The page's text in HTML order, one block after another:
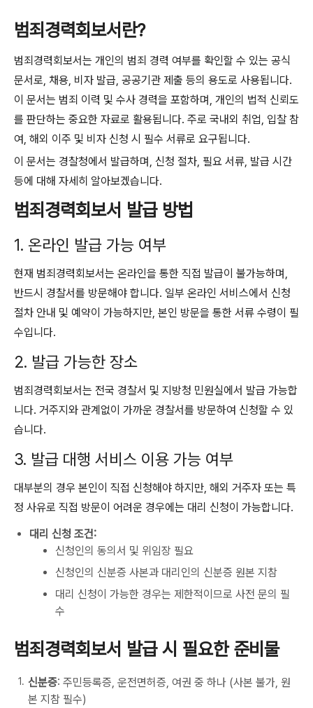
범죄경력회보서란?
범죄경력회보서는 개인의 범죄 경력 여부를 확인할 수 있는 공식
문서로, 채용, 비자 발급, 공공기관 제출 등의 용도로 사용됩니다.
이 문서는 범죄 이력 및 수사 경력을 포함하며, 개인의 법적 신뢰도
를 판단하는 중요한 자료로 활용됩니다. 주로 국내외 취업, 입찰 참
여, 해외 이주 및 비자 신청 시 필수 서류로 요구됩니다.
이 문서는 경찰청에서 발급하며, 신청 절차, 필요 서류, 발급 시간
등에 대해 자세히 알아보겠습니다.
범죄경력회보서 발급 방법
1. 온라인 발급 가능 여부
현재 범죄경력회보서는 온라인을 통한 직접 발급이 불가능하며,
반드시 경찰서를 방문해야 합니다. 일부 온라인 서비스에서 신청
절차 안내 및 예약이 가능하지만, 본인 방문을 통한 서류 수령이 필
수입니다.
2. 발급 가능한 장소
범죄경력회보서는 전국 경찰서 및 지방청 민원실에서 발급 가능합
니다. 거주지와 관계없이 가까운 경찰서를 방문하여 신청할 수 있
습니다.
3. 발급 대행 서비스 이용 가능 여부
대부분의 경우 본인이 직접 신청해야 하지만, 해외 거주자 또는 특
정 사유로 직접 방문이 어려운 경우에는 대리 신청이 가능합니다.
대리 신청 조건:
신청인의 동의서 및 위임장 필요
신청인의 신분증 사본과 대리인의 신분증 원본 지참
대리 신청이 가능한 경우는 제한적이므로 사전 문의 필
수
범죄경력회보서 발급 시 필요한 준비물
신분증: 주민등록증, 운전면허증, 여권 중 하나 (사본 불가, 원
본 지참 필수)